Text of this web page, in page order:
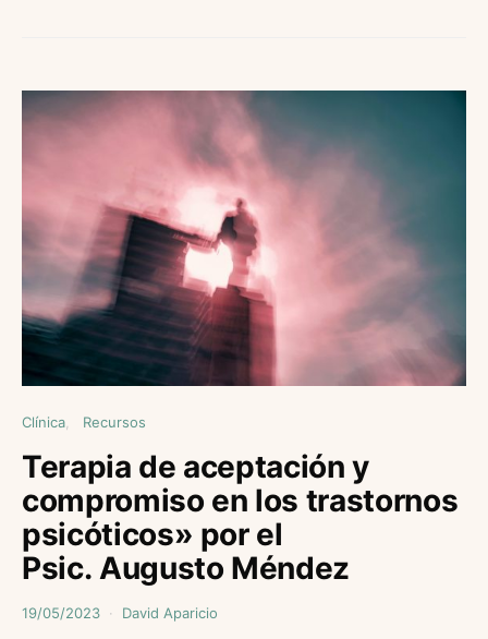
Clínica Recursos
Terapia de aceptación y
compromiso en los trastornos
psicóticos» por el
Psic. Augusto Méndez
19/05/2023 David Aparicio